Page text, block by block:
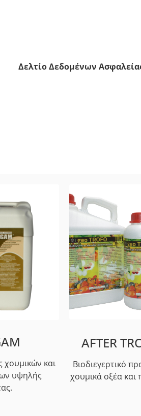
Δελτίο Δεδομένων
χουμικών και
υψηλής
AFTER
Βιοδιεγερτικό
χουμικά οξέα και